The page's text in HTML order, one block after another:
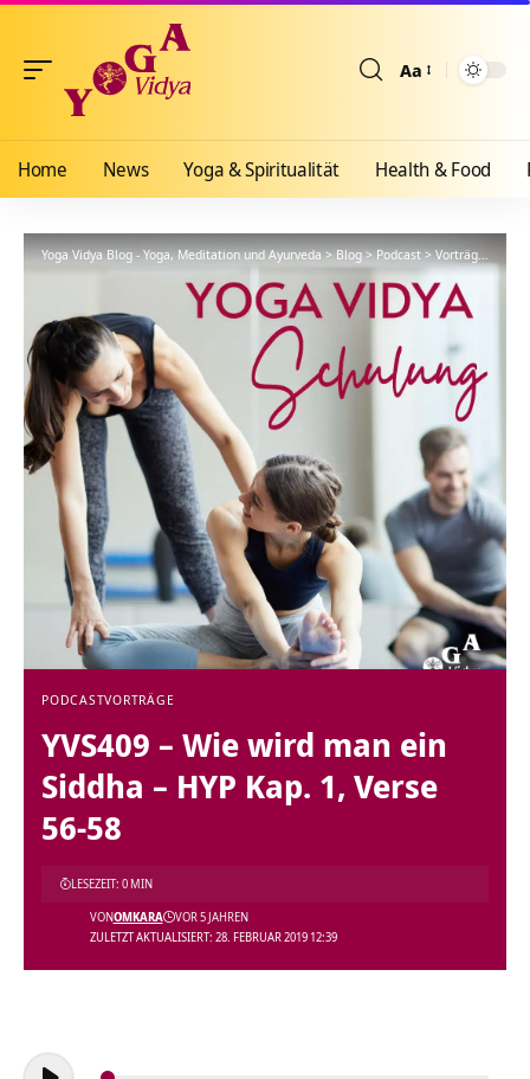
Aa
Home News Yoga & Spiritualität Health & Food
Yoga Vidya Blog - Yoga, Meditation und Ayurveda>Blog>Podcast>Vorträge >
PODCASTVORTRÄGE
YVS409 – Wie wird man ein
Siddha – HYP Kap. 1, Verse
56-58
ZULETZT AKTUALISIERT: 28. FEBRUAR 2019 12:39
VONOMKARA VOR 5 JAHREN
LESEZEIT: 0 MIN
Audio-